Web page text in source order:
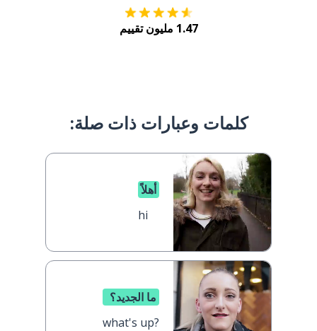
1.47 مليون تقييم
كلمات وعبارات ذات صلة:
أهلاً
hi
ما الجديد؟
what's up?